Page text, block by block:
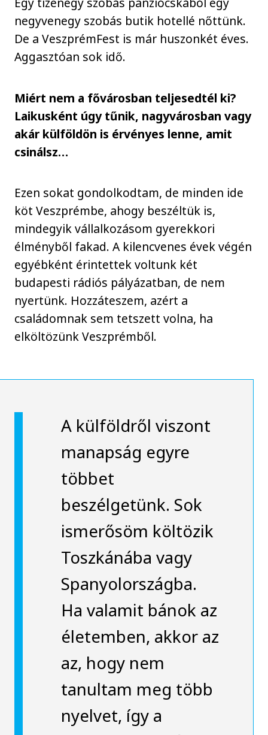
negyvenegy szobás butik hotellé nőttünk.
De a VeszprémFest is már huszonkét éves.
Aggasztóan sok idő.
Miért nem a fővárosban teljesedtél ki?
Laikusként úgy tűnik, nagyvárosban vagy
akár külföldön is érvényes lenne, amit
csinálsz…
Ezen sokat gondolkodtam, de minden ide
köt Veszprémbe, ahogy beszéltük is,
mindegyik vállalkozásom gyerekkori
élményből fakad. A kilencvenes évek végén
egyébként érintettek voltunk két
budapesti rádiós pályázatban, de nem
nyertünk. Hozzáteszem, azért a
családomnak sem tetszett volna, ha
elköltözünk Veszprémből.
A külföldről viszont
manapság egyre
többet
beszélgetünk. Sok
ismerősöm költözik
Toszkánába vagy
Spanyolországba.
Ha valamit bánok az
életemben, akkor az
az, hogy nem
tanultam meg több
nyelvet, így a